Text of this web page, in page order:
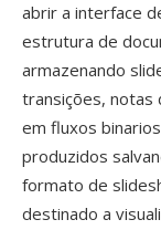
abrir a interface
estrutura de
armazenando
transições, notas
em fluxos
produzidos
formato de
destinado a